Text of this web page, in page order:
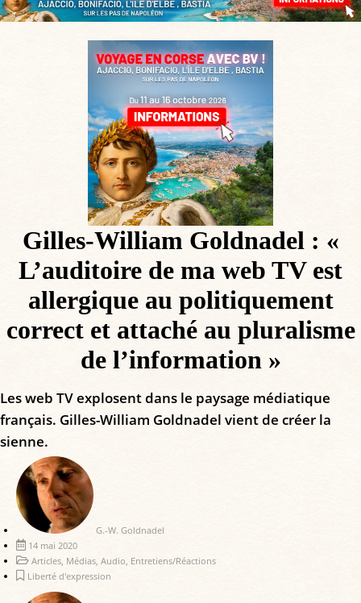
Gilles-William Goldnadel : «
L’auditoire de ma web TV est
allergique au politiquement
correct et attaché au pluralisme
de l’information »
Les web TV explosent dans le paysage médiatique
français. Gilles-William Goldnadel vient de créer la
sienne.
G.-W. Goldnadel
14 mai 2020
Articles Médias Audio Entretiens/Réactions
Liberté d'expression